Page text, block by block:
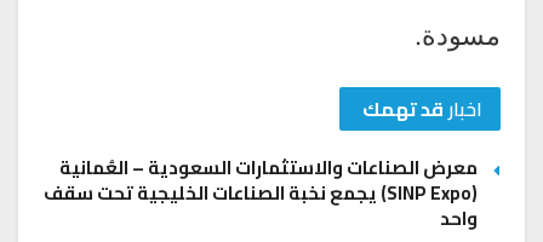
مسودة.
اخبارقد تهمك
معرض الصناعات والاستثمارات السعودية – العُمانية
(SINP Expo) يجمع نخبة الصناعات الخليجية تحت سقف
واحد